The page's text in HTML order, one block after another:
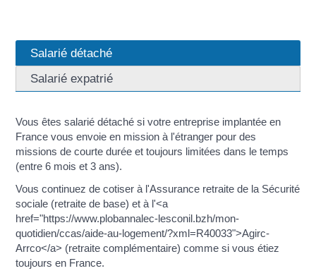
Salarié détaché
Salarié expatrié
Vous êtes salarié détaché si votre entreprise implantée en
France vous envoie en mission à l'étranger pour des
missions de courte durée et toujours limitées dans le temps
(entre 6 mois et 3 ans).
Vous continuez de cotiser à l'Assurance retraite de la Sécurité
sociale (retraite de base) et à l'<a
href="https://www.plobannalec-lesconil.bzh/mon-
quotidien/ccas/aide-au-logement/?xml=R40033">Agirc-
Arrco</a> (retraite complémentaire) comme si vous étiez
toujours en France.